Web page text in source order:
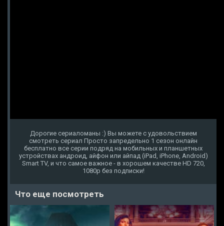
Дорогие сериаломаны :) Вы можете с удовольствием
смотреть сериал Просто запредельно 1 сезон онлайн
бесплатно все серии подряд на мобильных и планшетных
устройствах андроид, айфон или айпад (iPad, iPhone, Android)
Smart TV, и что самое важное - в хорошем качестве HD 720,
1080p без подписки!
Что еще посмотреть